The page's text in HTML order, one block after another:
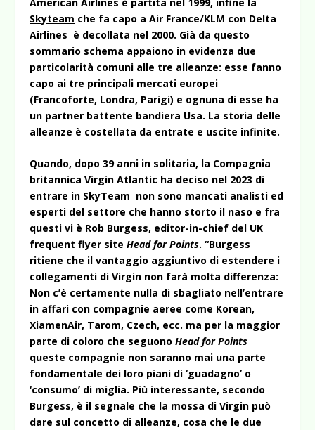
Skyteam che fa capo a Air France/KLM con Delta
Airlines è decollata nel 2000. Già da questo
sommario schema appaiono in evidenza due
particolarità comuni alle tre alleanze: esse fanno
capo ai tre principali mercati europei
(Francoforte, Londra, Parigi) e ognuna di esse ha
un partner battente bandiera Usa. La storia delle
alleanze è costellata da entrate e uscite infinite.
Quando, dopo 39 anni in solitaria, la Compagnia
britannica Virgin Atlantic ha deciso nel 2023 di
entrare in SkyTeam non sono mancati analisti ed
esperti del settore che hanno storto il naso e fra
questi vi è Rob Burgess, editor-in-chief del UK
frequent flyer siteHead for Points. “Burgess
ritiene che il vantaggio aggiuntivo di estendere i
collegamenti di Virgin non farà molta differenza:
Non c’è certamente nulla di sbagliato nell’entrare
in affari con compagnie aeree come Korean,
XiamenAir, Tarom, Czech, ecc. ma per la maggior
parte di coloro che seguonoHead for Points
queste compagnie non saranno mai una parte
fondamentale dei loro piani di ‘guadagno’ o
‘consumo’ di miglia. Più interessante, secondo
Burgess, è il segnale che la mossa di Virgin può
dare sul concetto di alleanze, cosa che le due